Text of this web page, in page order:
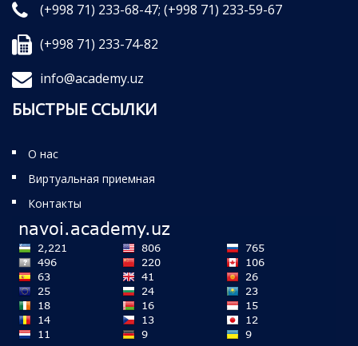
(+998 71) 233-68-47; (+998 71) 233-59-67
(+998 71) 233-74-82
info@academy.uz
БЫСТРЫЕ ССЫЛКИ
О нас
Виртуальная приемная
Контакты